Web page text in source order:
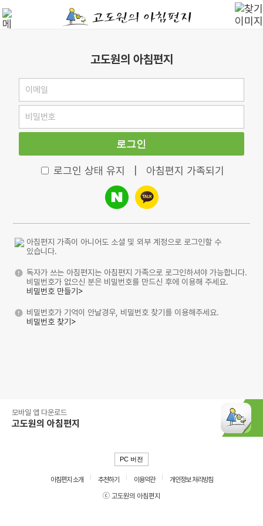
고도원의 아침편지
로그인
로그인 상태 유지 아침편지 가족되기
아침편지 가족이 아니어도 소셜 및 외부 계정으로 로그인할 수
있습니다.
독자가 쓰는 아침편지는 아침편지 가족으로 로그인하셔야 가능합니다.
비밀번호가 없으신 분은 비밀번호를 만드신 후에 이용해 주세요.
비밀번호 만들기>
비밀번호가 기억이 안날경우, 비밀번호 찾기를 이용해주세요.
비밀번호 찾기>
모바일 앱 다운로드
고도원의 아침편지
PC 버전
아침편지 소개 추천하기 이용약관
개인정보 처리방침
ⓒ 고도원의 아침편지